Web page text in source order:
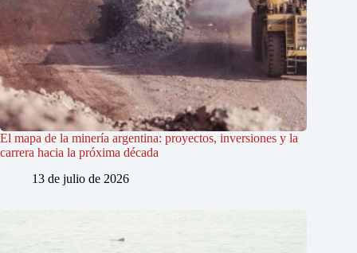
El mapa de la minería argentina: proyectos, inversiones y la
carrera hacia la próxima década
13 de julio de 2026